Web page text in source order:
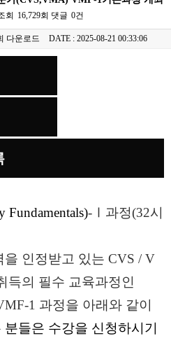
회 16,729회 댓글 0건
다운로드 DATE : 2025-08-21 00:33:06
Fundamentals)-Ⅰ 과정(32시
인정받고 있는 CVS / V
득의 필수 교육과정인
1 과정을 아래와 같이
분들은 수강을 신청하시기